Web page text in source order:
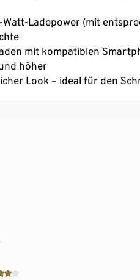
Watt-Ladepower (mit
mit kompatiblen
höher
Look – ideal für den